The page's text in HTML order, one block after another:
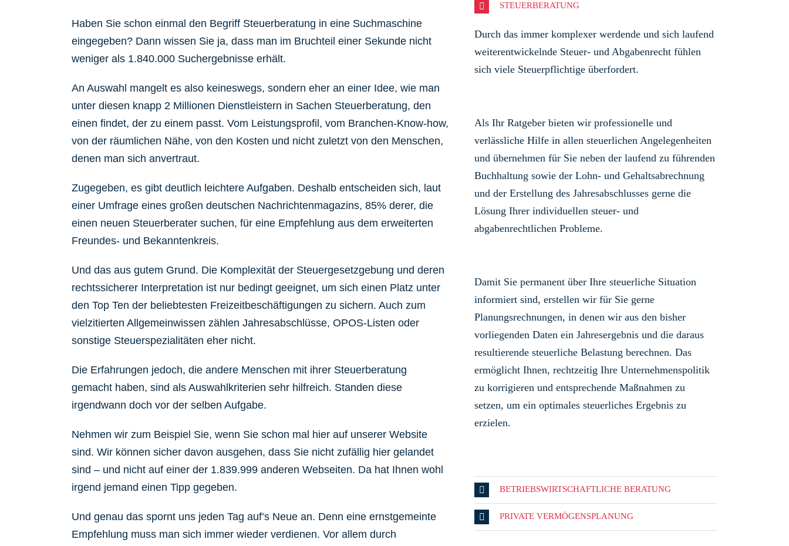
Haben Sie schon einmal den Begriff Steuerberatung in eine Suchmaschine
eingegeben? Dann wissen Sie ja, dass man im Bruchteil einer Sekunde nicht
weniger als 1.840.000 Suchergebnisse erhält.
An Auswahl mangelt es also keineswegs, sondern eher an einer Idee, wie man
unter diesen knapp 2 Millionen Dienstleistern in Sachen Steuerberatung, den
einen findet, der zu einem passt. Vom Leistungsprofil, vom Branchen-Know-how,
von der räumlichen Nähe, von den Kosten und nicht zuletzt von den Menschen,
denen man sich anvertraut.
Zugegeben, es gibt deutlich leichtere Aufgaben. Deshalb entscheiden sich, laut
einer Umfrage eines großen deutschen Nachrichtenmagazins, 85% derer, die
einen neuen Steuerberater suchen, für eine Empfehlung aus dem erweiterten
Freundes- und Bekanntenkreis.
Und das aus gutem Grund. Die Komplexität der Steuergesetzgebung und deren
rechtssicherer Interpretation ist nur bedingt geeignet, um sich einen Platz unter
den Top Ten der beliebtesten Freizeitbeschäftigungen zu sichern. Auch zum
vielzitierten Allgemeinwissen zählen Jahresabschlüsse, OPOS-Listen oder
sonstige Steuerspezialitäten eher nicht.
Die Erfahrungen jedoch, die andere Menschen mit ihrer Steuerberatung
gemacht haben, sind als Auswahlkriterien sehr hilfreich. Standen diese
irgendwann doch vor der selben Aufgabe.
Nehmen wir zum Beispiel Sie, wenn Sie schon mal hier auf unserer Website
sind. Wir können sicher davon ausgehen, dass Sie nicht zufällig hier gelandet
sind – und nicht auf einer der 1.839.999 anderen Webseiten. Da hat Ihnen wohl
irgend jemand einen Tipp gegeben.
Und genau das spornt uns jeden Tag auf’s Neue an. Denn eine ernstgemeinte
Empfehlung muss man sich immer wieder verdienen. Vor allem durch
STEUERBERATUNG
Durch das immer komplexer werdende und sich laufend
weiterentwickelnde Steuer- und Abgabenrecht fühlen
sich viele Steuerpflichtige überfordert.
Als Ihr Ratgeber bieten wir professionelle und
verlässliche Hilfe in allen steuerlichen Angelegenheiten
und übernehmen für Sie neben der laufend zu führenden
Buchhaltung sowie der Lohn- und Gehaltsabrechnung
und der Erstellung des Jahresabschlusses gerne die
Lösung Ihrer individuellen steuer- und
abgabenrechtlichen Probleme.
Damit Sie permanent über Ihre steuerliche Situation
informiert sind, erstellen wir für Sie gerne
Planungsrechnungen, in denen wir aus den bisher
vorliegenden Daten ein Jahresergebnis und die daraus
resultierende steuerliche Belastung berechnen. Das
ermöglicht Ihnen, rechtzeitig Ihre Unternehmenspolitik
zu korrigieren und entsprechende Maßnahmen zu
setzen, um ein optimales steuerliches Ergebnis zu
erzielen.
BETRIEBSWIRTSCHAFTLICHE BERATUNG
PRIVATE VERMÖGENSPLANUNG